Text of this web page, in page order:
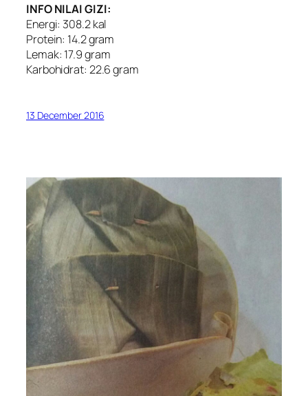
INFO NILAI GIZI:
Energi: 308.2 kal
Protein: 14.2 gram
Lemak: 17.9 gram
Karbohidrat: 22.6 gram
13 December 2016